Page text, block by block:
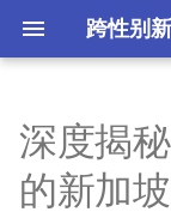
跨性别
n
t
正文
深度揭
的新加